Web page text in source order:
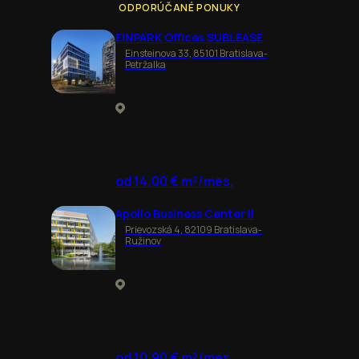
ODPORÚČANÉ PONUKY
EINPARK Offices SUBLEASE
Einsteinova 33, 85101 Bratislava-
Petržalka
od 14,00 € m²/mes.
Apollo Business Center II
Prievozská 4, 82109 Bratislava-
Ružinov